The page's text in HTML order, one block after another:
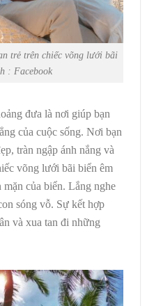
trẻ trên chiếc võng lưới bãi
: Facebook
đưa là nơi giúp bạn
của cuộc sống. Nơi bạn
tràn ngập ánh nắng và
võng lưới bãi biển êm
của biển. Lắng nghe
sóng vỗ. Sự kết hợp
và xua tan đi những